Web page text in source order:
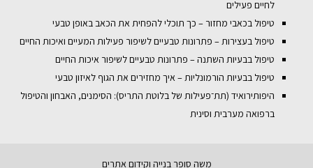
לחיים פעילים
טיפול בכאבי מחזור – כך תוכלי להפחית את הכאב באופן טבעי
טיפול בעצירות – פתרונות טבעיים לשיפור פעילות המעיים ואיכות החיים
טיפול בבעיות השתנה – פתרונות טבעיים לשיפור איכות החיים
טיפול בבעיות הורמונליות – איך מחזירים את הגוף לאיזון טבעי
היפותירואיד (תת־פעילות של בלוטת התריס): הסימנים, האבחון והטיפול
ברפואה מערבית וסינית
משה סופר בנייה וקידום אתרים